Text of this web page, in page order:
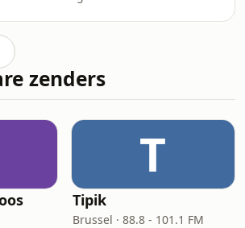
zenders
T
Tipik
Brussel · 88.8 - 101.1 FM